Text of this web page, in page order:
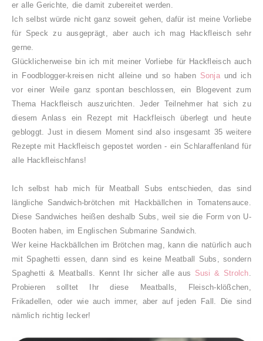
er alle Gerichte, die damit zubereitet werden.
Ich selbst würde nicht ganz soweit gehen, dafür ist meine Vorliebe
für Speck zu ausgeprägt, aber auch ich mag Hackfleisch sehr
gerne.
Glücklicherweise bin ich mit meiner Vorliebe für Hackfleisch auch
in Foodblogger-kreisen nicht alleine und so haben Sonjaund ich
vor einer Weile ganz spontan beschlossen, ein Blogevent zum
Thema Hackfleisch auszurichten. Jeder Teilnehmer hat sich zu
diesem Anlass ein Rezept mit Hackfleisch überlegt und heute
gebloggt. Just in diesem Moment sind also insgesamt 35 weitere
Rezepte mit Hackfleisch gepostet worden - ein Schlaraffenland für
alle Hackfleischfans!
Ich selbst hab mich für Meatball Subs entschieden, das sind
längliche Sandwich-brötchen mit Hackbällchen in Tomatensauce.
Diese Sandwiches heißen deshalb Subs, weil sie die Form von U-
Booten haben, im Englischen Submarine Sandwich.
Wer keine Hackbällchen im Brötchen mag, kann die natürlich auch
mit Spaghetti essen, dann sind es keine Meatball Subs, sondern
Spaghetti & Meatballs. Kennt Ihr sicher alle aus Susi & Strolch.
Probieren solltet Ihr diese Meatballs, Fleisch-klößchen,
Frikadellen, oder wie auch immer, aber auf jeden Fall. Die sind
nämlich richtig lecker!